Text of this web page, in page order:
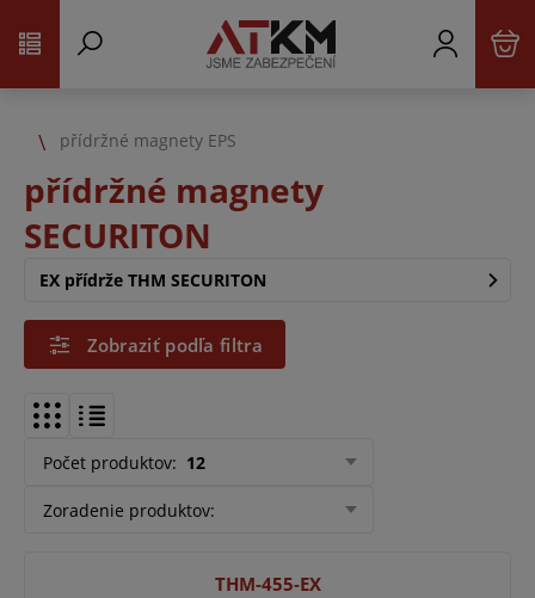
přídržné magnety EPS
přídržné magnety
SECURITON
EX přídrže THM SECURITON
Zobraziť podľa filtra
Počet produktov: 12
Zoradenie produktov:
THM-455-EX